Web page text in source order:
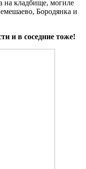
на кладбище, могиле
Бородянка и
и в соседние тоже!